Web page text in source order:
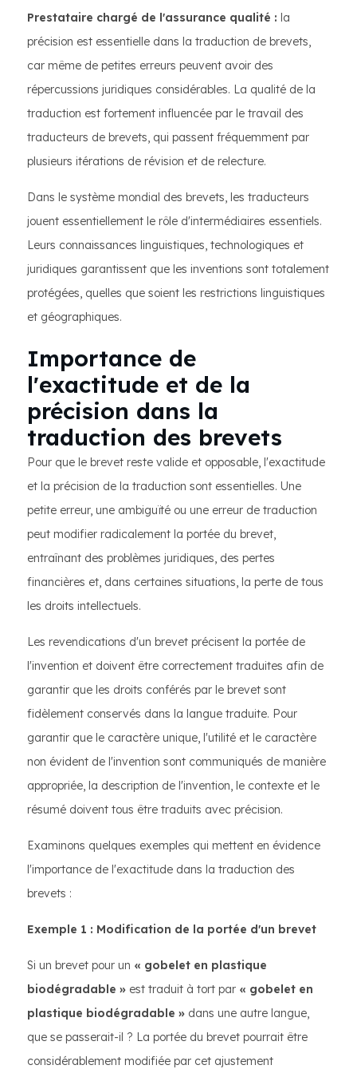
Prestataire chargé de l'assurance qualité : la
précision est essentielle dans la traduction de brevets,
car même de petites erreurs peuvent avoir des
répercussions juridiques considérables. La qualité de la
traduction est fortement influencée par le travail des
traducteurs de brevets, qui passent fréquemment par
plusieurs itérations de révision et de relecture.
Dans le système mondial des brevets, les traducteurs
jouent essentiellement le rôle d'intermédiaires essentiels.
Leurs connaissances linguistiques, technologiques et
juridiques garantissent que les inventions sont totalement
protégées, quelles que soient les restrictions linguistiques
et géographiques.
Importance de
l'exactitude et de la
précision dans la
traduction des brevets
Pour que le brevet reste valide et opposable, l'exactitude
et la précision de la traduction sont essentielles. Une
petite erreur, une ambiguïté ou une erreur de traduction
peut modifier radicalement la portée du brevet,
entraînant des problèmes juridiques, des pertes
financières et, dans certaines situations, la perte de tous
les droits intellectuels.
Les revendications d'un brevet précisent la portée de
l'invention et doivent être correctement traduites afin de
garantir que les droits conférés par le brevet sont
fidèlement conservés dans la langue traduite. Pour
garantir que le caractère unique, l'utilité et le caractère
non évident de l'invention sont communiqués de manière
appropriée, la description de l'invention, le contexte et le
résumé doivent tous être traduits avec précision.
Examinons quelques exemples qui mettent en évidence
l'importance de l'exactitude dans la traduction des
brevets :
Exemple 1 : Modification de la portée d'un brevet
Si un brevet pour un « gobelet en plastique
biodégradable » est traduit à tort par « gobelet en
plastique biodégradable » dans une autre langue,
que se passerait-il ? La portée du brevet pourrait être
considérablement modifiée par cet ajustement